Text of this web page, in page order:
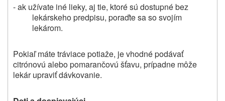
- ak užívate iné lieky, aj tie, ktoré sú dostupné bez
lekárskeho predpisu, poraďte sa so svojím
lekárom.
Pokiaľ máte tráviace potiaže, je vhodné podávať
citrónovú alebo pomarančovú šťavu, prípadne môže
lekár upraviť dávkovanie.